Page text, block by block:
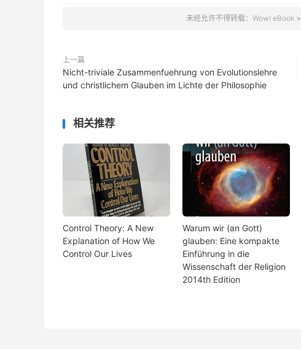
未经允许不得转载： Wow! eBook »
上一篇
Nicht-triviale Zusammenfuehrung von Evolutionslehre
und christlichem Glauben im Lichte der Philosophie
相关推荐
Control Theory: A New
Explanation of How We
Control Our Lives
Warum wir (an Gott)
glauben: Eine kompakte
Einführung in die
Wissenschaft der Religion
2014th Edition